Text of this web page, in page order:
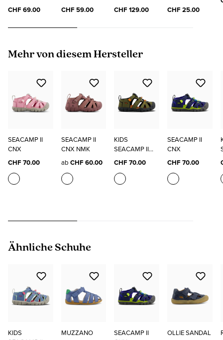
"ELO"
CHF 69.00
CHF 59.00
CHF 129.00
SOCKS
CHF 25.00
Produktgalerie überspringen
Mehr von diesem Hersteller
SEACAMP II
CNX
CHF 70.00
SEACAMP II
CNX NMK
ab CHF 60.00
KIDS
SEACAMP II
CNX
CHF 70.00
SEACAMP II
CNX
CHF 70.00
Produktgalerie überspringen
Ähnliche Schuhe
KIDS
MUZZANO
SEACAMP II
OLLIE SANDAL